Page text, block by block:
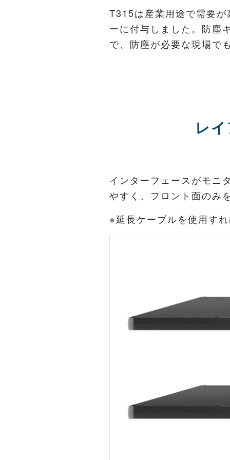
T315は産業用途で需要
ーに付与しました。防塵
で、防塵が必要な現場で
レ
インターフェースがモニ
やすく、フロント面のみ
※延長ケーブルを使用す